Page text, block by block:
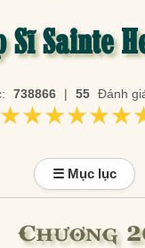
Sĩ Sainte
738866 | 55 Đánh
☰ Mục lục
Chương